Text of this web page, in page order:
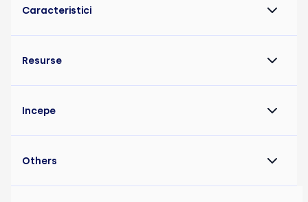
Caracteristici
Resurse
Incepe
Others